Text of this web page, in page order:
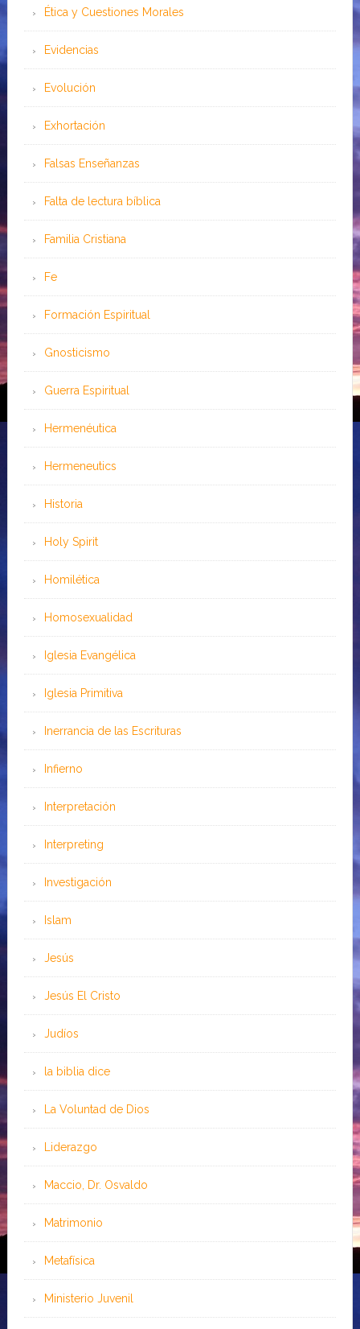
Ética y Cuestiones Morales
Evidencias
Evolución
Exhortación
Falsas Enseñanzas
Falta de lectura bíblica
Familia Cristiana
Fe
Formación Espiritual
Gnosticismo
Guerra Espiritual
Hermenéutica
Hermeneutics
Historia
Holy Spirit
Homilética
Homosexualidad
Iglesia Evangélica
Iglesia Primitiva
Inerrancia de las Escrituras
Infierno
Interpretación
Interpreting
Investigación
Islam
Jesús
Jesús El Cristo
Judíos
la biblia dice
La Voluntad de Dios
Liderazgo
Maccio, Dr. Osvaldo
Matrimonio
Metafísica
Ministerio Juvenil